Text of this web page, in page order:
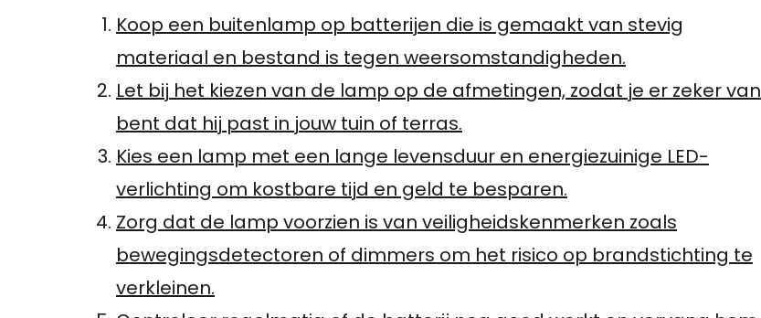
Koop een buitenlamp op batterijen die is gemaakt van stevig
materiaal en bestand is tegen weersomstandigheden.
Let bij het kiezen van de lamp op de afmetingen, zodat je er zeker van
bent dat hij past in jouw tuin of terras.
Kies een lamp met een lange levensduur en energiezuinige LED-
verlichting om kostbare tijd en geld te besparen.
Zorg dat de lamp voorzien is van veiligheidskenmerken zoals
bewegingsdetectoren of dimmers om het risico op brandstichting te
verkleinen.